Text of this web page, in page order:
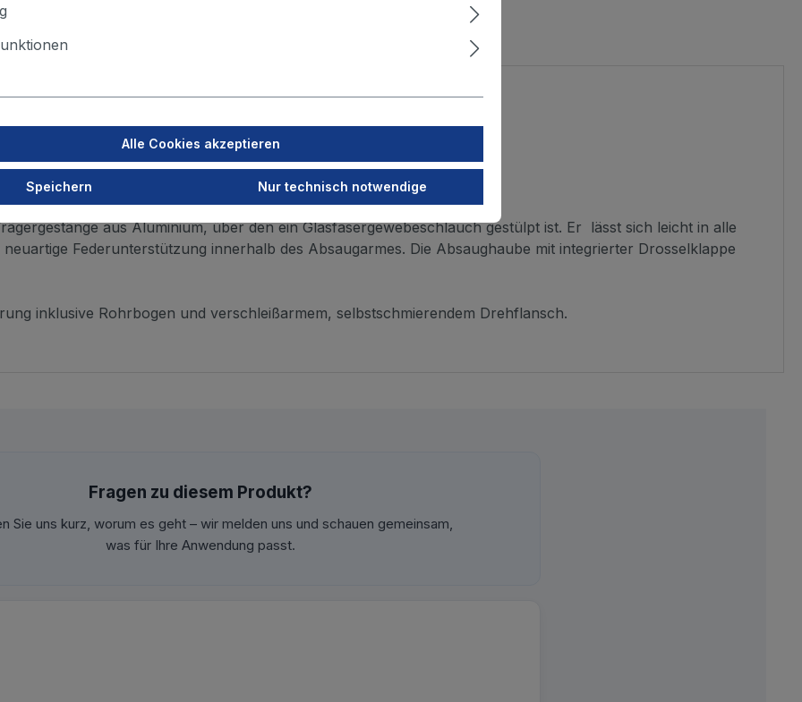
Gelenken.
aus Aluminium, über den ein Glasfasergewebeschlauch gestülpt ist. Er lässt sich leicht in alle
Federunterstützung innerhalb des Absaugarmes. Die Absaughaube mit integrierter Drosselklappe
inklusive Rohrbogen und verschleißarmem, selbstschmierendem Drehflansch.
Fragen zu diesem Produkt?
Sie uns kurz, worum es geht – wir melden uns und schauen gemeinsam,
was für Ihre Anwendung passt.
Alle Cookies akzeptieren
Speichern Nur technisch notwendige